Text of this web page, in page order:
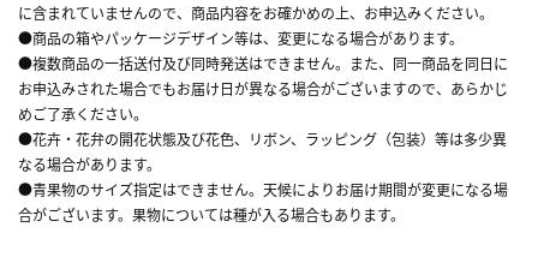
に含まれていませんので、商品内容をお確かめの上、お申込みください。
●商品の箱やパッケージデザイン等は、変更になる場合があります。
●複数商品の一括送付及び同時発送はできません。また、同一商品を同日に
お申込みされた場合でもお届け日が異なる場合がございますので、あらかじ
めご了承ください。
●花卉・花弁の開花状態及び花色、リボン、ラッピング（包装）等は多少異
なる場合があります。
●青果物のサイズ指定はできません。天候によりお届け期間が変更になる場
合がございます。果物については種が入る場合もあります。